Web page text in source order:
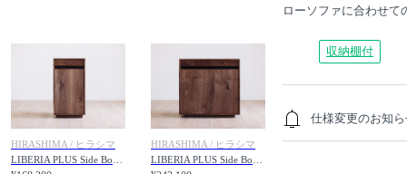
ローソファに合わせて
収納棚付
仕様変更のお知
HIRASHIMA / ヒラシマ
HIRASHIMA / ヒラシマ